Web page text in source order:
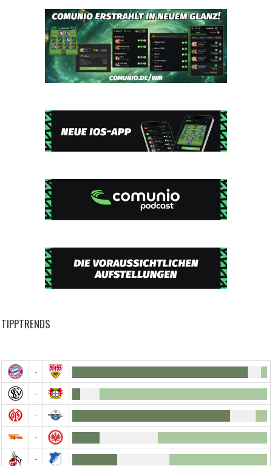
TIPPTRENDS
-
-
-
-
-